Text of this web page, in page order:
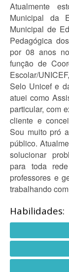
Atualmente
Municipal da
Municipal de
Pedagógica
por 08 anos
função de
Escolar/
Selo Unicef e
atuei como
particular, com
cliente e
Sou muito pró
público.
solucionar
para toda
professores e
trabalhando
Habilidades: